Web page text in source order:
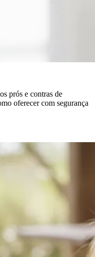
prós e contras de
oferecer com segurança